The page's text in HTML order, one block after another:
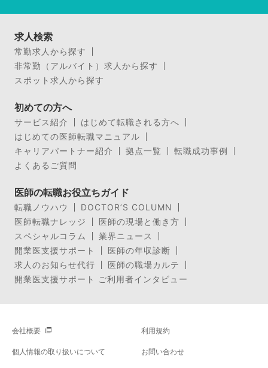
求人検索
常勤求人から探す
非常勤（アルバイト）求人から探す
スポット求人から探す
初めての方へ
サービス紹介
はじめて転職される方へ
はじめての医師転職マニュアル
キャリアパートナー紹介
拠点一覧
転職成功事例
よくあるご質問
医師の転職お役立ちガイド
転職ノウハウ
DOCTOR’S COLUMN
医師転職ナレッジ
医師の現場と働き方
スペシャルコラム
業界ニュース
開業医支援サポート
医師の年収診断
求人のお知らせ代行
医師の職場カルテ
開業医支援サポート ご利用者インタビュー
会社概要 利用規約
個人情報の取り扱いについて お問い合わせ